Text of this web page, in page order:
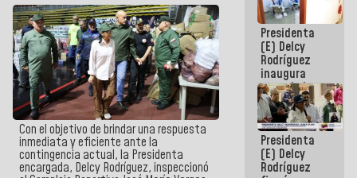
Con el objetivo de brindar una respuesta
inmediata y eficiente ante la
contingencia actual, la Presidenta
encargada, Delcy Rodríguez, inspeccionó
edificar
casas para
abuelos
Presidenta
(E) Delcy
Rodríguez
inaugura
casa de los
Abuelos
Primavera
en Caracas
Presidenta
(E) Delcy
Rodríguez